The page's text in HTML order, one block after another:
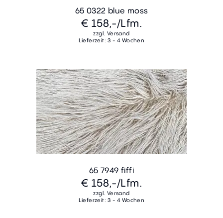
65 0322 blue moss
€ 158,-/Lfm.
zzgl. Versand
Lieferzeit: 3 - 4 Wochen
65 7949 fiffi
€ 158,-/Lfm.
zzgl. Versand
Lieferzeit: 3 - 4 Wochen